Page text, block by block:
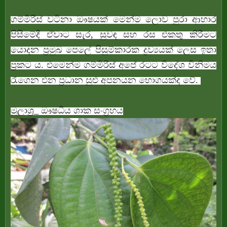
ගම්මිරිස් වටිනා ඖෂයක් මෙන්ම ලොව පුරා ආහාර
පිසීමේදී ඒවාට සැර, සුවඳ සහ රස එකතු කිරීමට
යොදන ප්‍රමුඛ පෙලේ පිසුම්කාරක ද්‍රව්‍යයක් ලෙස ඉතා
ප්‍රකට ය. එමෙන්ම ගම්මිරිස් අපේ රටට විදේශ විනිමය
රැගෙන එන ප්‍රධාන සුළු අපනයන භොගයක්ද වේ.
මූලාශ්‍ර_ ඖෂධීය ශාක සංග්‍රහය